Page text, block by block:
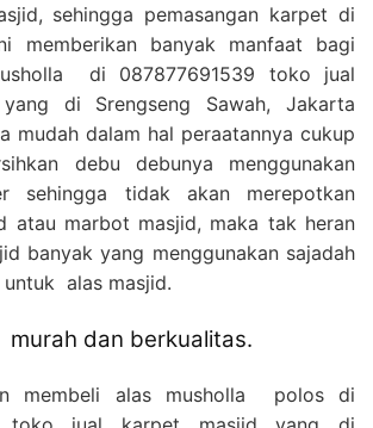
sehingga pemasangan karpet di
memberikan banyak manfaat bagi
di 087877691539 toko jual
di Srengseng Sawah, Jakarta
mudah dalam hal peraatannya cukup
debu debunya menggunakan
sehingga tidak akan merepotkan
atau marbot masjid, maka tak heran
banyak yang menggunakan sajadah
alas masjid.
murah dan berkualitas.
membeli alas musholla polos di